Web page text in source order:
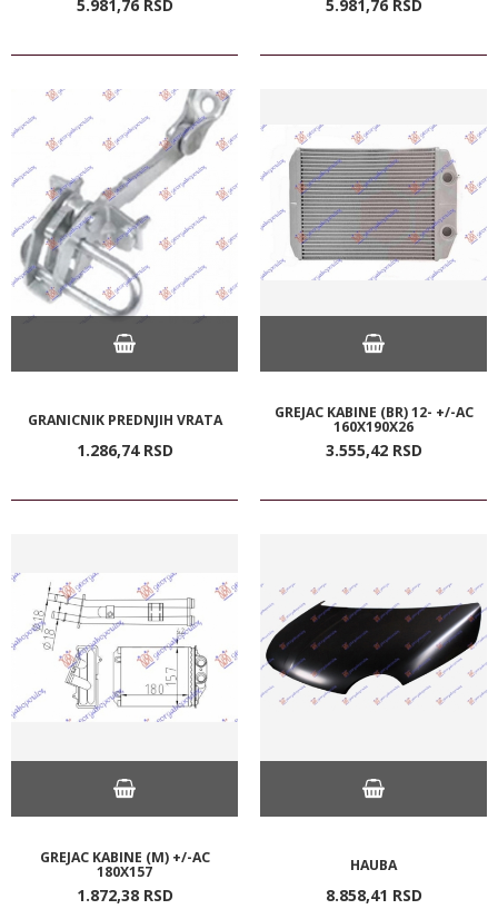
5.981,76 RSD 5.981,76 RSD
GRANICNIK PREDNJIH VRATA
1.286,74 RSD
GREJAC KABINE (BR) 12- +/-AC
160X190X26
3.555,42 RSD
GREJAC KABINE (M) +/-AC
180X157
1.872,38 RSD
HAUBA
8.858,41 RSD